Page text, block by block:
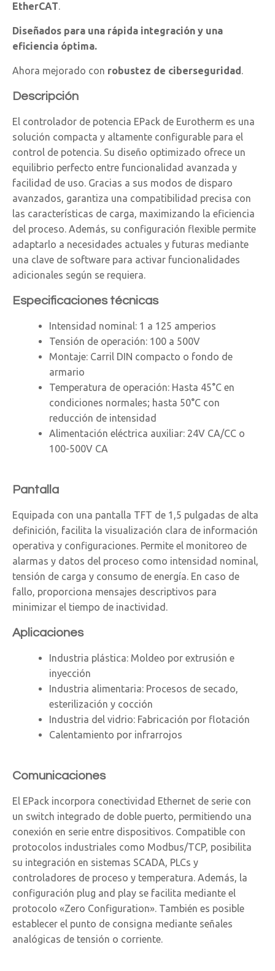
EtherCAT.
Diseñados para una rápida integración y una
eficiencia óptima.
Ahora mejorado con robustez de ciberseguridad.
Descripción
El controlador de potencia EPack de Eurotherm es una
solución compacta y altamente configurable para el
control de potencia. Su diseño optimizado ofrece un
equilibrio perfecto entre funcionalidad avanzada y
facilidad de uso. Gracias a sus modos de disparo
avanzados, garantiza una compatibilidad precisa con
las características de carga, maximizando la eficiencia
del proceso. Además, su configuración flexible permite
adaptarlo a necesidades actuales y futuras mediante
una clave de software para activar funcionalidades
adicionales según se requiera.
Especificaciones técnicas
Intensidad nominal: 1 a 125 amperios
Tensión de operación: 100 a 500V
Montaje: Carril DIN compacto o fondo de
armario
Temperatura de operación: Hasta 45°C en
condiciones normales; hasta 50°C con
reducción de intensidad
Alimentación eléctrica auxiliar: 24V CA/CC o
100-500V CA
Pantalla
Equipada con una pantalla TFT de 1,5 pulgadas de alta
definición, facilita la visualización clara de información
operativa y configuraciones. Permite el monitoreo de
alarmas y datos del proceso como intensidad nominal,
tensión de carga y consumo de energía. En caso de
fallo, proporciona mensajes descriptivos para
minimizar el tiempo de inactividad.
Aplicaciones
Industria plástica: Moldeo por extrusión e
inyección
Industria alimentaria: Procesos de secado,
esterilización y cocción
Industria del vidrio: Fabricación por flotación
Calentamiento por infrarrojos
Comunicaciones
El EPack incorpora conectividad Ethernet de serie con
un switch integrado de doble puerto, permitiendo una
conexión en serie entre dispositivos. Compatible con
protocolos industriales como Modbus/TCP, posibilita
su integración en sistemas SCADA, PLCs y
controladores de proceso y temperatura. Además, la
configuración plug and play se facilita mediante el
protocolo «Zero Configuration». También es posible
establecer el punto de consigna mediante señales
analógicas de tensión o corriente.